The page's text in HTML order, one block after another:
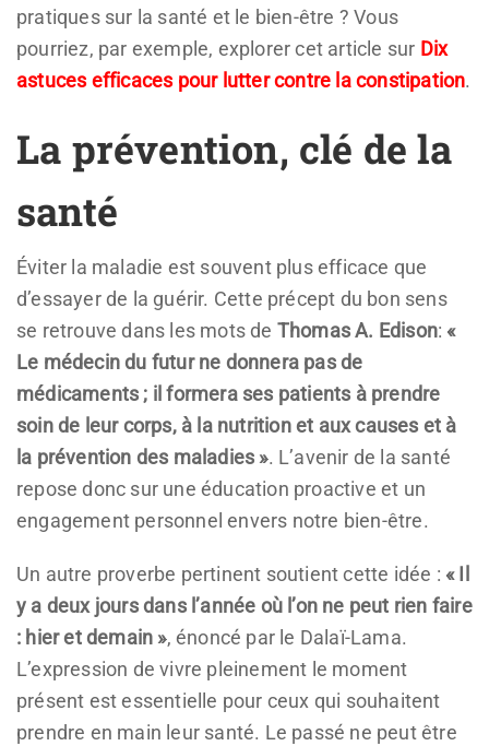
pratiques sur la santé et le bien-être ? Vous
pourriez, par exemple, explorer cet article sur Dix
astuces efficaces pour lutter contre la constipation.
La prévention, clé de la
santé
Éviter la maladie est souvent plus efficace que
d’essayer de la guérir. Cette précept du bon sens
se retrouve dans les mots de Thomas A. Edison: «
Le médecin du futur ne donnera pas de
médicaments ; il formera ses patients à prendre
soin de leur corps, à la nutrition et aux causes et à
la prévention des maladies ». L’avenir de la santé
repose donc sur une éducation proactive et un
engagement personnel envers notre bien-être.
Un autre proverbe pertinent soutient cette idée : « Il
y a deux jours dans l’année où l’on ne peut rien faire
: hier et demain », énoncé par le Dalaï-Lama.
L’expression de vivre pleinement le moment
présent est essentielle pour ceux qui souhaitent
prendre en main leur santé. Le passé ne peut être